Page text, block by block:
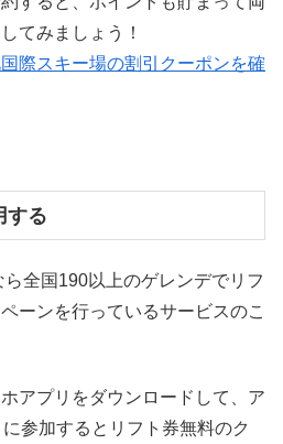
てみましょう！
際スキー場の割引クーポンを確
する
全国190以上のゲレンデでリフ
ーンを行っているサービスのこ
アプリをダウンロードして、ア
参加するとリフト券無料のク